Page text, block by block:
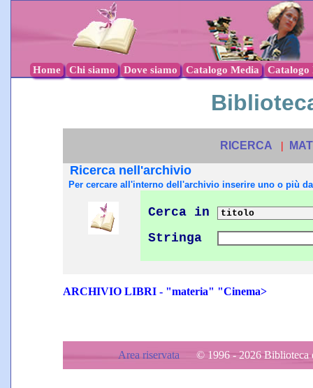
Home Chi siamo Dove siamo Catalogo Media Catalogo
RICERCA |
Ricerca nell'archivio
Per cercare all'interno dell'archivio inserire uno o più
Cerca in
Stringa
ARCHIVIO LIBRI - "materia" "Cinema>
Area riservata © 1996 - 2026 Biblioteca